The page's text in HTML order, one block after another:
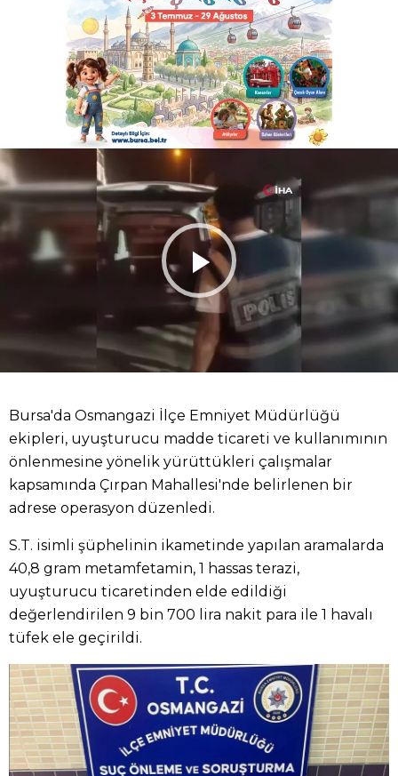
Bursa'da Osmangazi İlçe Emniyet Müdürlüğü
ekipleri, uyuşturucu madde ticareti ve kullanımının
önlenmesine yönelik yürüttükleri çalışmalar
kapsamında Çırpan Mahallesi'nde belirlenen bir
adrese operasyon düzenledi.
S.T. isimli şüphelinin ikametinde yapılan aramalarda
40,8 gram metamfetamin, 1 hassas terazi,
uyuşturucu ticaretinden elde edildiği
değerlendirilen 9 bin 700 lira nakit para ile 1 havalı
tüfek ele geçirildi.